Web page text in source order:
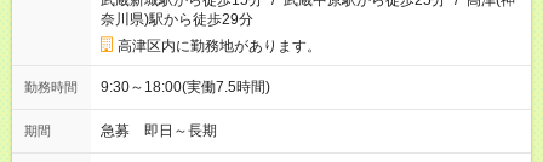
奈川県)駅から徒歩29分
高津区内に勤務地があります。
勤務時間 9:30～18:00(実働7.5時間)
期間 急募 即日～長期